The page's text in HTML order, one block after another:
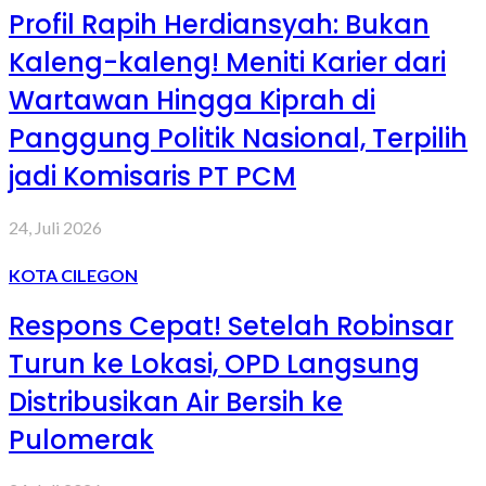
Profil Rapih Herdiansyah: Bukan
Kaleng-kaleng! Meniti Karier dari
Wartawan Hingga Kiprah di
Panggung Politik Nasional, Terpilih
jadi Komisaris PT PCM
24, Juli 2026
KOTA CILEGON
Respons Cepat! Setelah Robinsar
Turun ke Lokasi, OPD Langsung
Distribusikan Air Bersih ke
Pulomerak